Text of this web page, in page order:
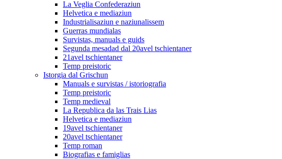
La Veglia Confederaziun
Helvetica e mediaziun
Industrialisaziun e naziunalissem
Guerras mundialas
Survistas, manuals e guids
Segunda mesadad dal 20avel tschientaner
21avel tschientaner
Temp preistoric
Istorgia dal Grischun
Manuals e survistas / istoriografia
Temp preistoric
Temp medieval
La Republica da las Trais Lias
Helvetica e mediaziun
19avel tschientaner
20avel tschientaner
Temp roman
Biografias e famiglias